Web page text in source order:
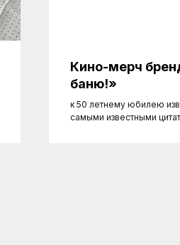
Кино-мерч
баню!»
к 50 летнему юбилею
самыми известными